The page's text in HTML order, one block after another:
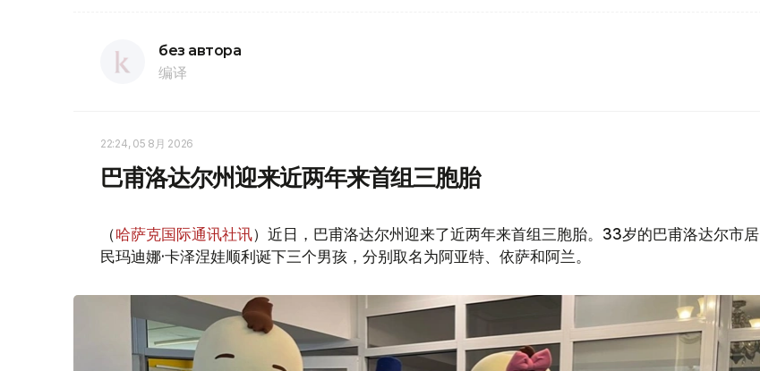
без автора
编译
22:24, 05 8月 2026
巴甫洛达尔州迎来近两年来首组三胞胎
（哈萨克国际通讯社讯）近日，巴甫洛达尔州迎来了近两年来首组三胞胎。33岁的巴甫洛达尔市居
民玛迪娜·卡泽涅娃顺利诞下三个男孩，分别取名为阿亚特、依萨和阿兰。